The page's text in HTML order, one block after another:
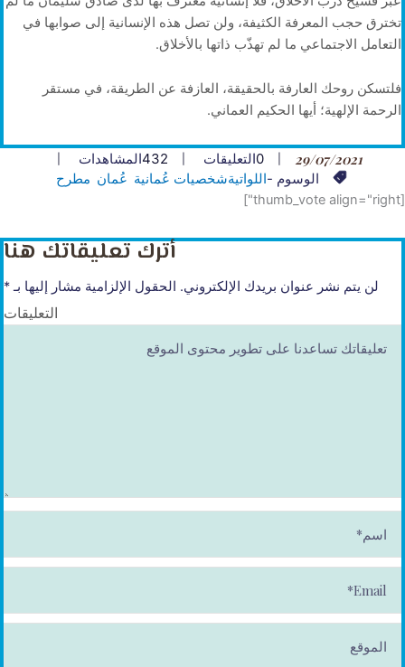
تخترق حجب المعرفة الكثيفة، ولن تصل هذه الإنسانية إلى صوابها في
التعامل الاجتماعي ما لم تهذّب ذاتها بالأخلاق.
فلتسكن روحك العارفة بالحقيقة، العازفة عن الطريقة، في مستقر
الرحمة الإلهية؛ أيها الحكيم العماني.
29/07/2021
0التعليقات 432المشاهدات
الوسوم -اللواتيةشخصيات عُمانية عُمان مطرح
[thumb_vote align="right"]
أترك تعليقاتك هنا
لن يتم نشر عنوان بريدك الإلكتروني. الحقول الإلزامية مشار إليها بـ*
التعليقات
م
*
ai
l*